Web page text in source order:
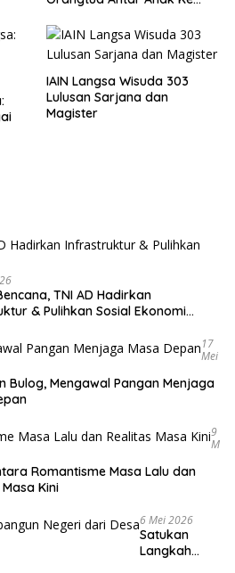
IAIN Langsa Wisuda 303
Lulusan Sarjana dan
Magister
TNI AD Hadirkan
& Pulihkan Sosial Ekonomi
17
Mei
Bulog, Mengawal Pangan Menjaga
9
M
Romantisme Masa Lalu dan
Kini
6 Mei 2026
Satukan
Langkah